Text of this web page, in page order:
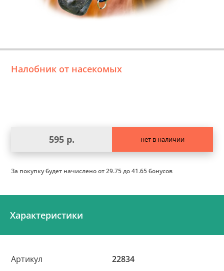
Налобник от насекомых
595 р. нет в наличии
За покупку будет начисленоот 29.75 до 41.65 бонусов
Характеристики
Артикул
22834